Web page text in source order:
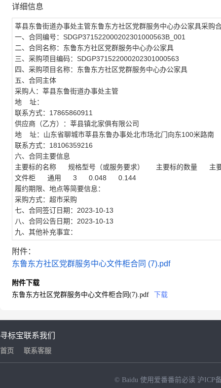
详细信息
莘县东鲁街道办事处主管东鲁东方社区党群服务中心办公家具采购
一、合同编号：SDGP371522000202301000563B_001
二、合同名称：东鲁东方社区党群服务中心办公家具
三、采购项目编码：SDGP371522000202301000563
四、采购项目名称：东鲁东方社区党群服务中心办公家具
五、合同主体
采购人：莘县东鲁街道办事处主管
地 址：
联系方式：17865860911
供应商（乙方）：莘县镇北家俱有限公司
地 址：山东省聊城市莘县东鲁办事处北市场北门向东100米路南
联系方式：18106359216
六、合同主要信息
主要标的名称 规格型号（或服务要求） 主要标的数量 主
文件柜 通用 3 0.048 0.144
履约期限、地点等简要信息：
采购方式：超市采购
七、合同签订日期：2023-10-13
八、合同公告日期：2023-10-13
九、其他补充事宜：
附件：
东鲁东方社区党群服务中心文件柜合同 (7).pdf
附件下载
东鲁东方社区党群服务中心文件柜合同(7).pdf
下载
寻标宝
首页
联系我们
联系客服
© Baidu 使用爱番番前必读 沪ICP